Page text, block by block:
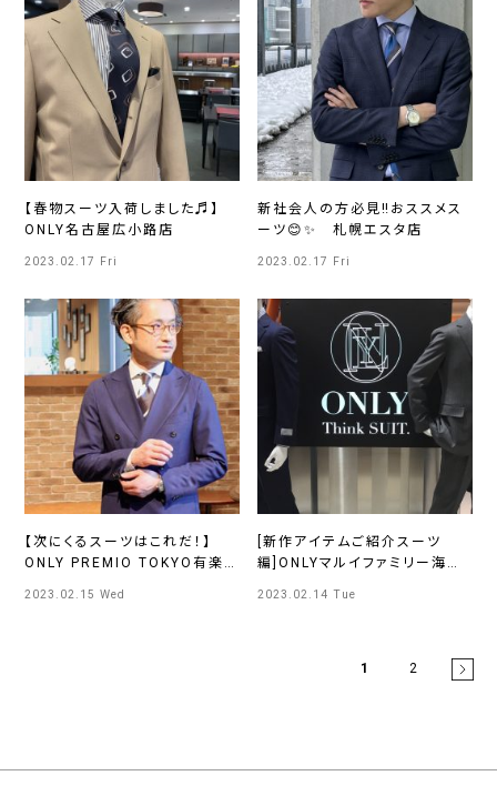
【春物スーツ入荷しました♬】
ONLY名古屋広小路店
2023.02.17 Fri
新社会人の方必見‼️おススメス
ーツ😊✨ 札幌エスタ店
2023.02.17 Fri
【次にくるスーツはこれだ！】
ONLY PREMIO TOKYO有楽
2023.02.15 Wed
[新作アイテムご紹介スーツ
編]ONLYマルイファミリー海老
2023.02.14 Tue
1 2